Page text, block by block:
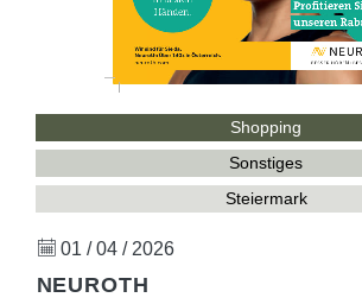
Shopping
Sonstiges
Steiermark
01 / 04 / 2026
NEUROTH